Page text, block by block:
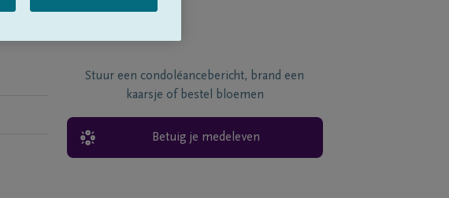
Stuur een condoléancebericht, brand een
kaarsje of bestel bloemen
Betuig je medeleven